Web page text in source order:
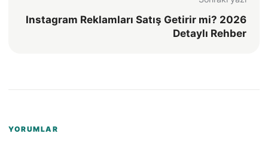
Instagram Reklamları Satış Getirir mi? 2026
Detaylı Rehber
YORUMLAR